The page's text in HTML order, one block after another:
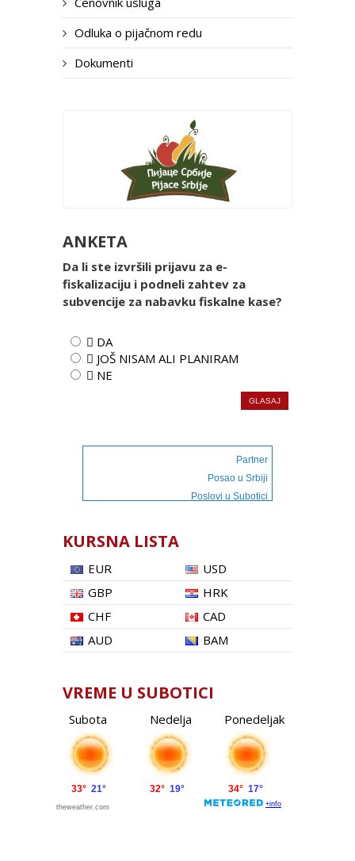
Odluka o pijačnom redu
Dokumenti
ANKETA
Da li ste izvršili prijavu za e-
fiskalizaciju i podneli zahtev za
subvencije za nabavku fiskalne kase?
 DA
 JOŠ NISAM ALI PLANIRAM
 NE
Partner
Posao u Srbiji
Poslovi u Subotici
KURSNA LISTA
EUR
USD
GBP
HRK
CHF
CAD
AUD
BAM
VREME U SUBOTICI
Subota Nedelja Ponedeljak